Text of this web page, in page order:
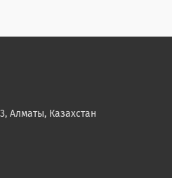
Алматы, Казахстан